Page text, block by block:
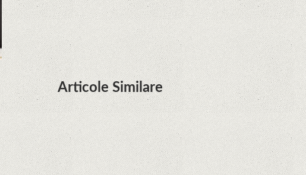
dată de lansare şi e mai curând
decât credeam; Are cameră
telephoto cu zoom optic variabil
Articole Similare